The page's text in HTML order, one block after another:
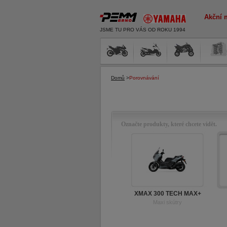
JSME TU PRO VÁS OD ROKU 1994
Akční
Domů >Porovnávání
Označte produkty, které chcete vidět.
XMAX 300 TECH MAX+
Maxi skútry